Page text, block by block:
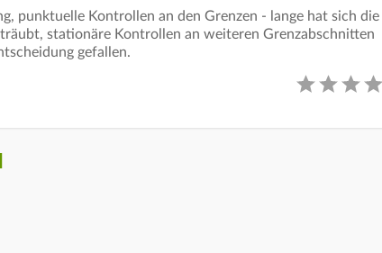
punktuelle Kontrollen an den Grenzen - lange hat sich die
stationäre Kontrollen an weiteren Grenzabschnitten
gefallen.